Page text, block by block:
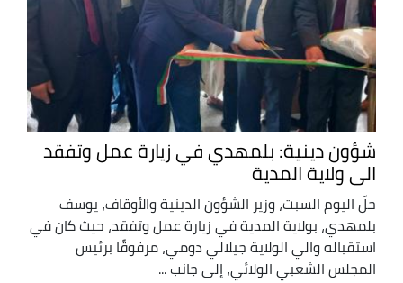
شؤون دينية: بلمهدي في زيارة عمل وتفقد
الى ولاية المدية
حلّ اليوم السبت، وزير الشؤون الدينية والأوقاف، يوسف
بلمهدي، بولاية المدية في زيارة عمل وتفقد، حيث كان في
استقباله والي الولاية جيلالي دومي، مرفوقًا برئيس
المجلس الشعبي الولائي، إلى جانب ...